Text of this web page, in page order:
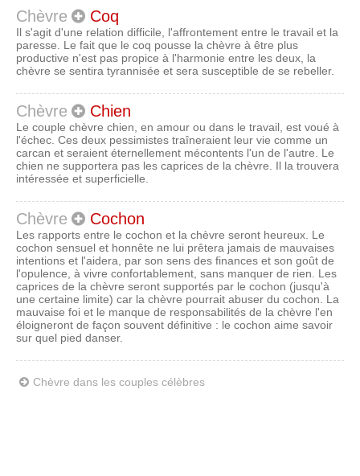
Chèvre Coq
Il s'agit d'une relation difficile, l'affrontement entre le travail et la
paresse. Le fait que le coq pousse la chèvre à être plus
productive n'est pas propice à l'harmonie entre les deux, la
chèvre se sentira tyrannisée et sera susceptible de se rebeller.
Chèvre Chien
Le couple chèvre chien, en amour ou dans le travail, est voué à
l'échec. Ces deux pessimistes traîneraient leur vie comme un
carcan et seraient éternellement mécontents l'un de l'autre. Le
chien ne supportera pas les caprices de la chèvre. Il la trouvera
intéressée et superficielle.
Chèvre Cochon
Les rapports entre le cochon et la chèvre seront heureux. Le
cochon sensuel et honnête ne lui prêtera jamais de mauvaises
intentions et l'aidera, par son sens des finances et son goût de
l'opulence, à vivre confortablement, sans manquer de rien. Les
caprices de la chèvre seront supportés par le cochon (jusqu'à
une certaine limite) car la chèvre pourrait abuser du cochon. La
mauvaise foi et le manque de responsabilités de la chèvre l'en
éloigneront de façon souvent définitive : le cochon aime savoir
sur quel pied danser.
Chèvre dans les couples célèbres